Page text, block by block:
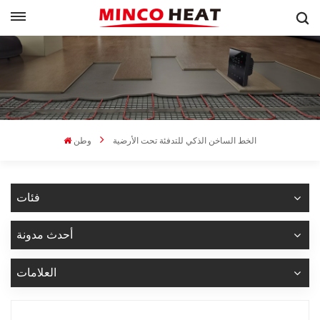
وطن الخط الساخن الذكي للتدفئة تحت الأرضية
فئات
أحدث مدونة
العلامات